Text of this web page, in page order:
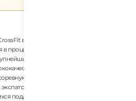
во Вьетнаме превратился из
процветающее сообщество,
городам страны. Сегодня во
CrossFit аффилиатов,
спортсменов и гонщиков на
путешественников и занятых
поддерживать здоровье.